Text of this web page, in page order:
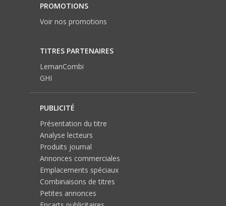
PROMOTIONS
Voir nos promotions
TITRES PARTENAIRES
LemanCombi
GHI
PUBLICITÉ
Présentation du titre
Analyse lecteurs
Produits journal
Annonces commerciales
Emplacements spéciaux
Combinaisons de titres
Petites annonces